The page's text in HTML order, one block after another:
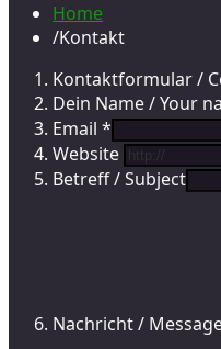
Home
/Kontakt
Kontaktformular /
Dein Name / Your
Email *
Website
Betreff / Subject
Nachricht /